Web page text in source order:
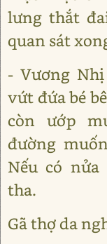
lưng thắt
quan sát
- Vương
vứt đứa bé
còn ướp
đường
Nếu có nửa
tha.
Gã thợ da